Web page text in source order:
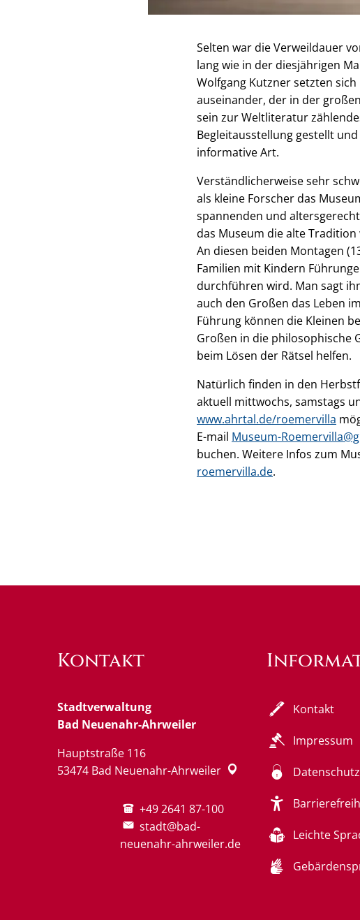
Selten war die Verweildauer
lang wie in der diesjährigen
Wolfgang Kutzner setzten
auseinander, der in der
sein zur Weltliteratur
Begleitausstellung gestellt
informative Art.
Verständlicherweise sehr
als kleine Forscher das
spannenden und
das Museum die alte
An diesen beiden Montagen
Familien mit Kindern
durchführen wird. Man sagt
auch den Großen das Leben
Führung können die Kleinen
Großen in die philosophische
beim Lösen der Rätsel helfen.
Natürlich finden in den
aktuell mittwochs, samstags
www.ahrtal.de/roemervilla
E-mail Museum-
buchen. Weitere Infos zum
roemervilla.de.
Kontakt
Stadtverwaltung
Bad Neuenahr-Ahrweiler
Hauptstraße 116
53474 Bad Neuenahr-Ahrweiler
+49 2641 87-100
stadt@bad-
neuenahr-ahrweiler.de
Kontakt
Impressum
Datenschutz
Leichte